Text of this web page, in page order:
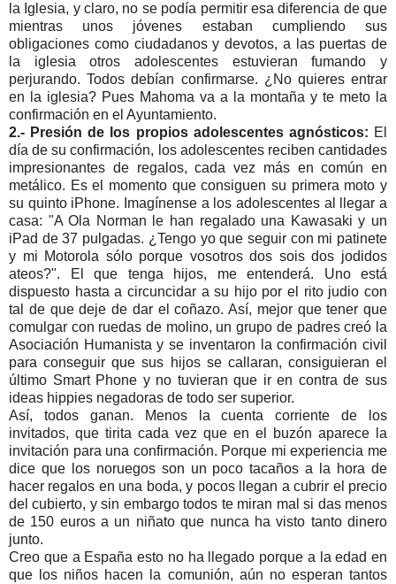
la Iglesia, y claro, no se podía permitir esa diferencia de que
mientras unos jóvenes estaban cumpliendo sus
obligaciones como ciudadanos y devotos, a las puertas de
la iglesia otros adolescentes estuvieran fumando y
perjurando. Todos debían confirmarse. ¿No quieres entrar
en la iglesia? Pues Mahoma va a la montaña y te meto la
confirmación en el Ayuntamiento.
2.- Presión de los propios adolescentes agnósticos: El
día de su confirmación, los adolescentes reciben cantidades
impresionantes de regalos, cada vez más en común en
metálico. Es el momento que consiguen su primera moto y
su quinto iPhone. Imagínense a los adolescentes al llegar a
casa: "A Ola Norman le han regalado una Kawasaki y un
iPad de 37 pulgadas. ¿Tengo yo que seguir con mi patinete
y mi Motorola sólo porque vosotros dos sois dos jodidos
ateos?". El que tenga hijos, me entenderá. Uno está
dispuesto hasta a circuncidar a su hijo por el rito judio con
tal de que deje de dar el coñazo. Así, mejor que tener que
comulgar con ruedas de molino, un grupo de padres creó la
Asociación Humanista y se inventaron la confirmación civil
para conseguir que sus hijos se callaran, consiguieran el
último Smart Phone y no tuvieran que ir en contra de sus
ideas hippies negadoras de todo ser superior.
Así, todos ganan. Menos la cuenta corriente de los
invitados, que tirita cada vez que en el buzón aparece la
invitación para una confirmación. Porque mi experiencia me
dice que los noruegos son un poco tacaños a la hora de
hacer regalos en una boda, y pocos llegan a cubrir el precio
del cubierto, y sin embargo todos te miran mal si das menos
de 150 euros a un niñato que nunca ha visto tanto dinero
junto.
Creo que a España esto no ha llegado porque a la edad en
que los niños hacen la comunión, aún no esperan tantos